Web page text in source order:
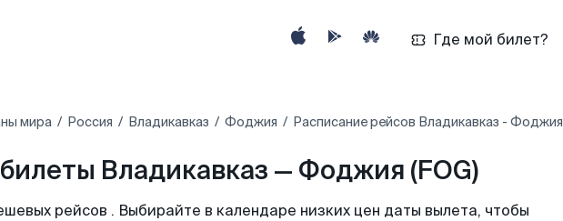
Где мой билет?
мира Россия Владикавказ Фоджия Расписание рейсов Владикавказ - Фоджия
Владикавказ — Фоджия (FOG)
рейсов . Выбирайте в календаре низких цен даты вылета, чтобы